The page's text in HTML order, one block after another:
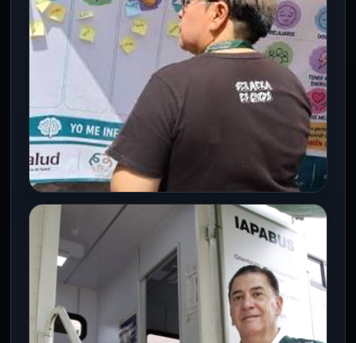
Cerebro, emociones y ciencia: así
se vivió el Zócalo de las Ciencias en
CDMX
La salud mental, las neurociencias y el
estudio del cerebro se colocaron en el